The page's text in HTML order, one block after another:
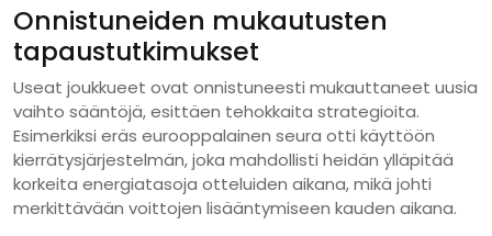
Onnistuneiden mukautusten
tapaustutkimukset
Useat joukkueet ovat onnistuneesti mukauttaneet uusia
vaihto sääntöjä, esittäen tehokkaita strategioita.
Esimerkiksi eräs eurooppalainen seura otti käyttöön
kierrätysjärjestelmän, joka mahdollisti heidän ylläpitää
korkeita energiatasoja otteluiden aikana, mikä johti
merkittävään voittojen lisääntymiseen kauden aikana.